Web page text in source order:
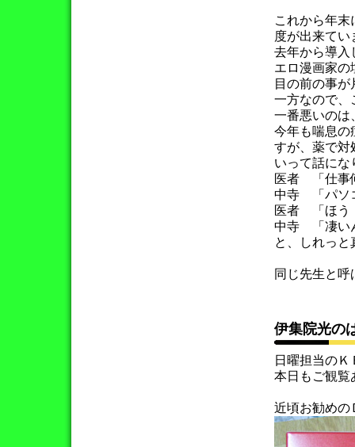
これから年
度が出来てい
去年から導入
エロ漫画家の
目の前の事
一方なので、
一番悪いのは
今年も喘息の
すが、薬で対
いって話にな
医者 「仕事
中寺 「パソ
医者 「ほう
中寺 「凄い
と、しれっ
同じ先生と
伊集院光の
日曜担当のＫ
本日もご観覧
近頃お勧めの